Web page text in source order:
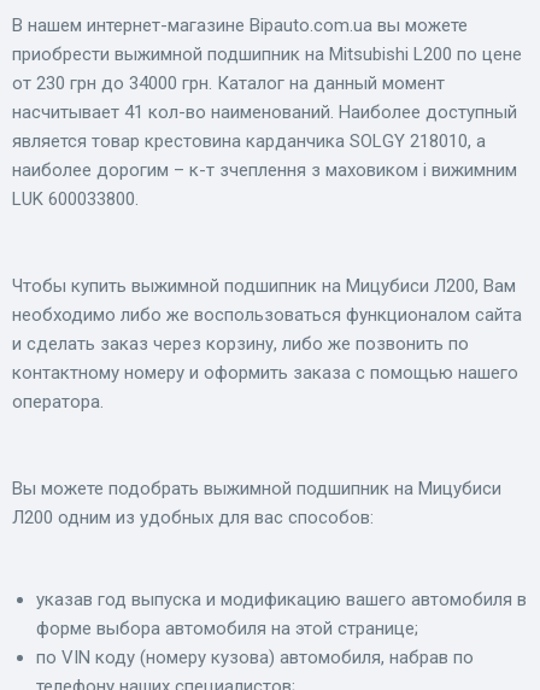
В нашем интернет-магазине Bіpauto.com.ua вы можете
приобрести выжимной подшипник на Mitsubishi L200 по цене
от 230 грн до 34000 грн. Каталог на данный момент
насчитывает 41 кол-во наименований. Наиболее доступный
является товар крестовина карданчика SOLGY 218010, а
наиболее дорогим – к-т зчеплення з маховиком і вижимним
LUK 600033800.
Чтобы купить выжимной подшипник на Мицубиси Л200, Вам
необходимо либо же воспользоваться функционалом сайта
и сделать заказ через корзину, либо же позвонить по
контактному номеру и оформить заказа с помощью нашего
оператора.
Вы можете подобрать выжимной подшипник на Мицубиси
Л200 одним из удобных для вас способов:
указав год выпуска и модификацию вашего автомобиля в
форме выбора автомобиля на этой странице;
по VIN коду (номеру кузова) автомобиля, набрав по